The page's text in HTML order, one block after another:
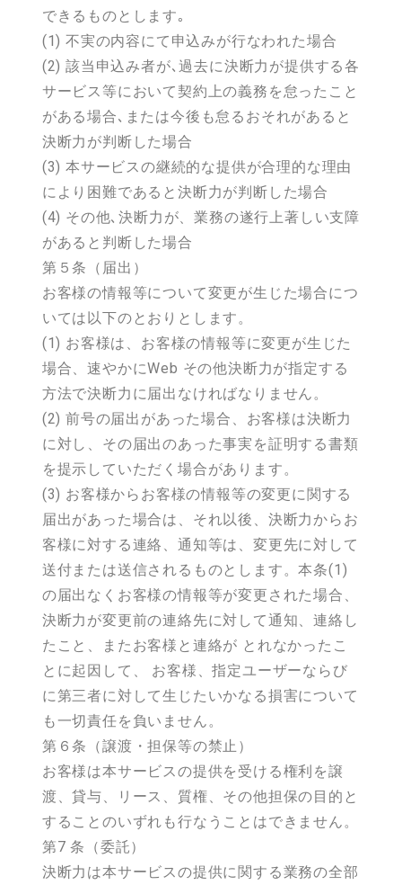
できるものとします｡
(1) 不実の内容にて申込みが行なわれた場合
(2) 該当申込み者が､過去に決断力が提供する各
サービス等において契約上の義務を怠ったこと
がある場合､または今後も怠るおそれがあると
決断力が判断した場合
(3) 本サービスの継続的な提供が合理的な理由
により困難であると決断力が判断した場合
(4) その他､決断力が、業務の遂行上著しい支障
があると判断した場合
第５条（届出）
お客様の情報等について変更が生じた場合につ
いては以下のとおりとします。
(1) お客様は、お客様の情報等に変更が生じた
場合、速やかにWeb その他決断力が指定する
方法で決断力に届出なければなりません。
(2) 前号の届出があった場合、お客様は決断力
に対し、その届出のあった事実を証明する書類
を提示していただく場合があります。
(3) お客様からお客様の情報等の変更に関する
届出があった場合は、それ以後、決断力からお
客様に対する連絡、通知等は、変更先に対して
送付または送信されるものとします。本条(1)
の届出なくお客様の情報等が変更された場合、
決断力が変更前の連絡先に対して通知、連絡し
たこと、またお客様と連絡が とれなかったこ
とに起因して、 お客様、指定ユーザーならび
に第三者に対して生じたいかなる損害について
も一切責任を負いません。
第６条（譲渡・担保等の禁止）
お客様は本サービスの提供を受ける権利を譲
渡、貸与、リース、質権、その他担保の目的と
することのいずれも行なうことはできません。
第7 条（委託）
決断力は本サービスの提供に関する業務の全部